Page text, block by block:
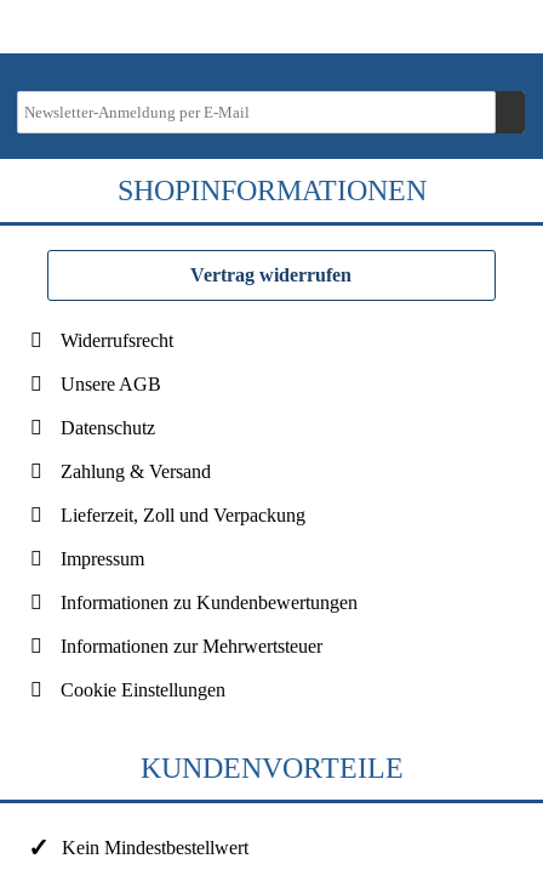
SHOPINFORMATIONEN
Vertrag widerrufen
Widerrufsrecht
Unsere AGB
Datenschutz
Zahlung & Versand
Lieferzeit, Zoll und Verpackung
Impressum
Informationen zu Kundenbewertungen
Informationen zur Mehrwertsteuer
Cookie Einstellungen
KUNDENVORTEILE
Kein Mindestbestellwert